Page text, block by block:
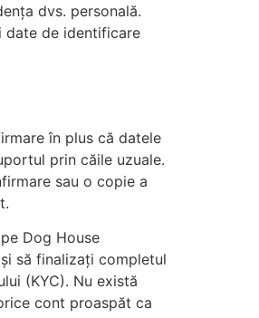
dvs. personală.
date de identificare
în plus că datele
prin căile uzuale.
sau o copie a
Dog House
să finalizați completul
(KYC). Nu există
cont proaspăt ca